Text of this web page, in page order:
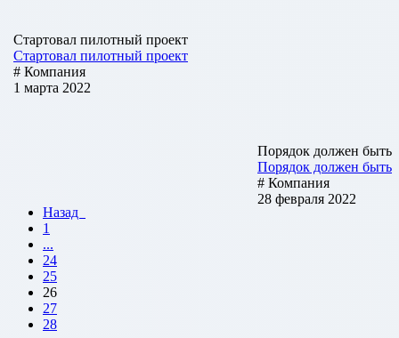
Стартовал пилотный проект
Стартовал пилотный проект
# Компания
1 марта 2022
Порядок должен быть
Порядок должен быть
# Компания
28 февраля 2022
Назад
1
...
24
25
26
27
28